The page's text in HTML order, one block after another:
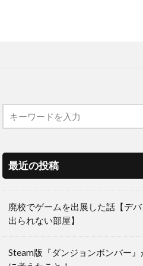
最近の投稿
廃校でゲームを出展した話【デ
出られない部屋】
Steam版『ダンジョンボンバー